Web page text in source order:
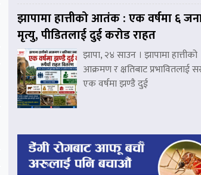
झापामा हात्तीको आतंक : एक वर्षमा ६
मृत्यु, पीडितलाई दुई करोड राहत
झापा, २४ साउन । झापामा हात्तीको
आक्रमण र क्षतिबाट प्रभावितलाई
एक वर्षमा झण्डै दुई